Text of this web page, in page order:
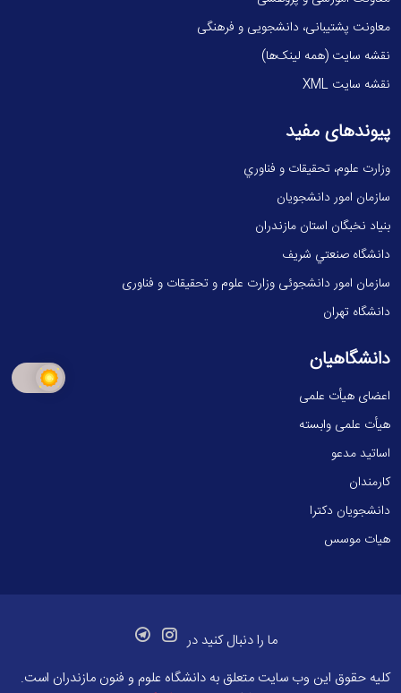
معاونت پشتیبانی، دانشجویی و فرهنگی
نقشه سایت (همه لینک‌ها)
نقشه سایت XML
پیوندهای مفید
وزارت علوم، تحقيقات و فناوري
سازمان امور دانشجویان
بنیاد نخبگان استان مازندران
دانشگاه صنعتي شريف
سازمان امور دانشجوئی وزارت علوم و تحقیقات و فناوری
دانشگاه تهران
دانشگاهیان
اعضای هیأت علمی
هیأت علمی وابسته
اساتید مدعو
کارمندان
دانشجویان دکترا
هیات موسس
ما را دنبال کنید در
کلیه حقوق این وب سایت متعلق به دانشگاه علوم و فنون مازندران است.